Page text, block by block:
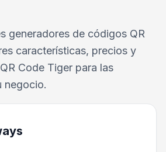
generadores de códigos QR
características, precios y
Code Tiger para las
negocio.